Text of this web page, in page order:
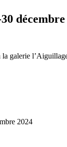
décembre
galerie
2024